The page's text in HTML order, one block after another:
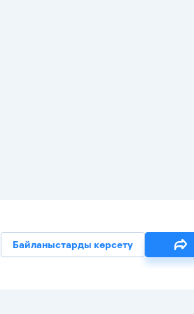
Байланыстарды көрсету